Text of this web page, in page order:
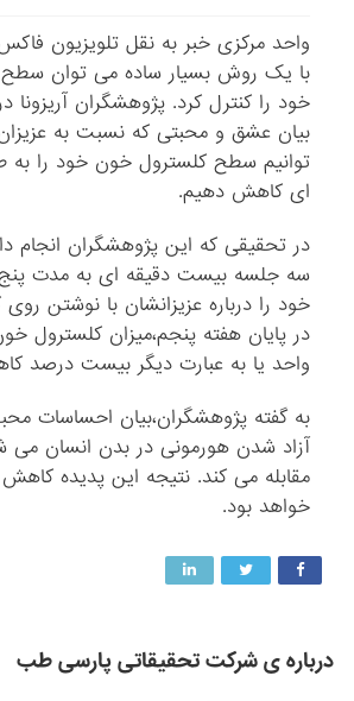
واحد مرکزی خبر به نقل تلویزیون
با یک روش بسیار ساده می توان
خود را کنترل کرد. پژوهشگران آریزونا
بیان عشق و محبتی که نسبت به
توانیم سطح کلسترول خون خود را به
ای کاهش دهیم.
در تحقیقی که این پژوهشگران انجام
سه جلسه بیست دقیقه ای به مدت
خود را درباره عزیزانشان با نوشتن روی
در پایان هفته پنجم،میزان کلسترول
واحد یا به عبارت دیگر بیست درصد
به گفته پژوهشگران،بیان احساسات
آزاد شدن هورمونی در بدن انسان می
مقابله می کند. نتیجه این پدیده
خواهد بود.
درباره ی شرکت تحقیقاتی پارسی طب